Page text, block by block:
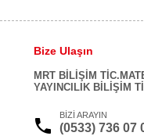
Bize Ulaşın
MRT BİLİŞİM
YAYINCILIK BİLİŞİM
BİZİ ARAYIN
(0533) 736 07